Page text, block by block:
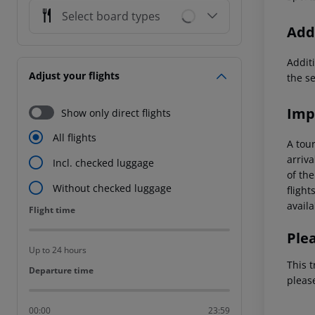
Select board types
Adjust your flights
Show only direct flights
All flights
Incl. checked luggage
Without checked luggage
Flight time
Flight time
Up to 24 hours
Departure time
Departure time
00:00 23:59
the
A
of
This